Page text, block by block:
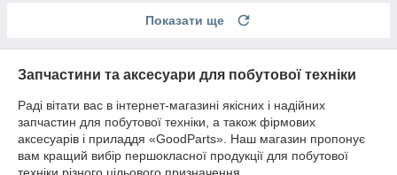
Показати ще
Запчастини та аксесуари для побутової техніки
Раді вітати вас в інтернет-магазині якісних і надійних
запчастин для побутової техніки, а також фірмових
аксесуарів і приладдя «GoodParts». Наш магазин пропонує
вам кращий вибір першокласної продукції для побутової